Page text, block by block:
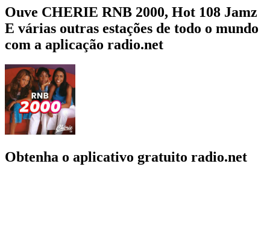
Ouve CHERIE RNB 2000, Hot 108 Jamz
E várias outras estações de todo o mundo
com a aplicação radio.net
Obtenha o aplicativo gratuito radio.net